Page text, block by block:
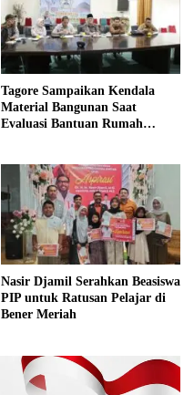
Tagore Sampaikan Kendala
Material Bangunan Saat
Evaluasi Bantuan Rumah
Nasir Djamil Serahkan Beasiswa
PIP untuk Ratusan Pelajar di
Bener Meriah